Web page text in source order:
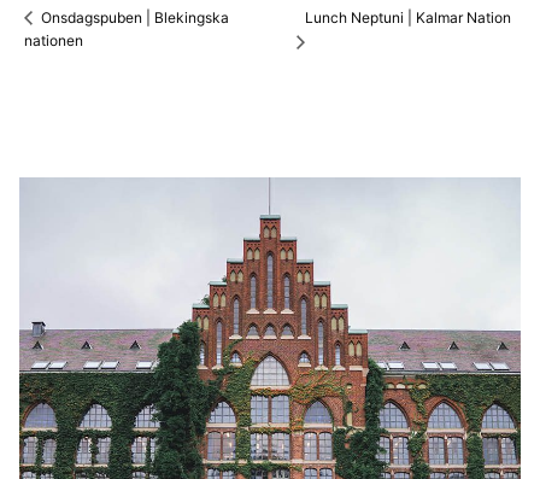
Onsdagspuben | Blekingska
nationen
Lunch Neptuni | Kalmar Nation